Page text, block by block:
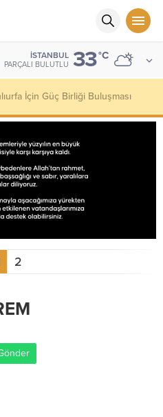
İSTANBUL
PARÇALI BULUTLU 33°C
Niyazi Erten’e Hayırlı Olsun
2